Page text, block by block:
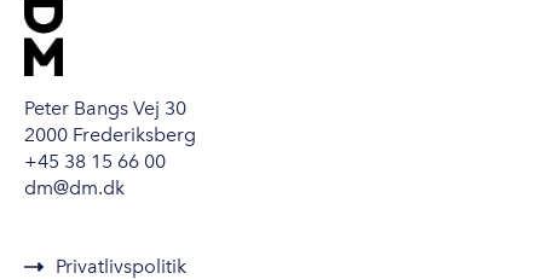
Peter Bangs Vej 30
2000 Frederiksberg
+45 38 15 66 00
dm@dm.dk
Privatlivspolitik